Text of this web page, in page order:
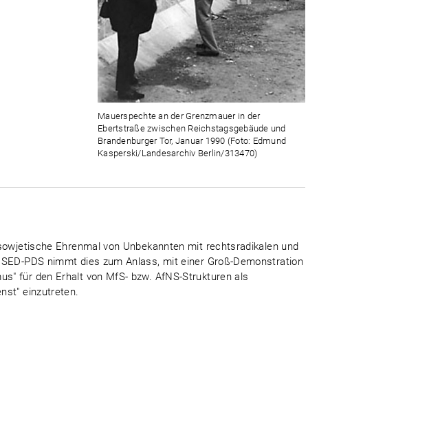
Mauerspechte an der Grenzmauer in der
Ebertstraße zwischen Reichstagsgebäude und
Brandenburger Tor, Januar 1990 (Foto: Edmund
Kasperski/Landesarchiv Berlin/313470)
Ehrenmal von Unbekannten mit rechtsradikalen und
PDS nimmt dies zum Anlass, mit einer Groß-Demonstration
für den Erhalt von MfS- bzw. AfNS-Strukturen als
einzutreten.